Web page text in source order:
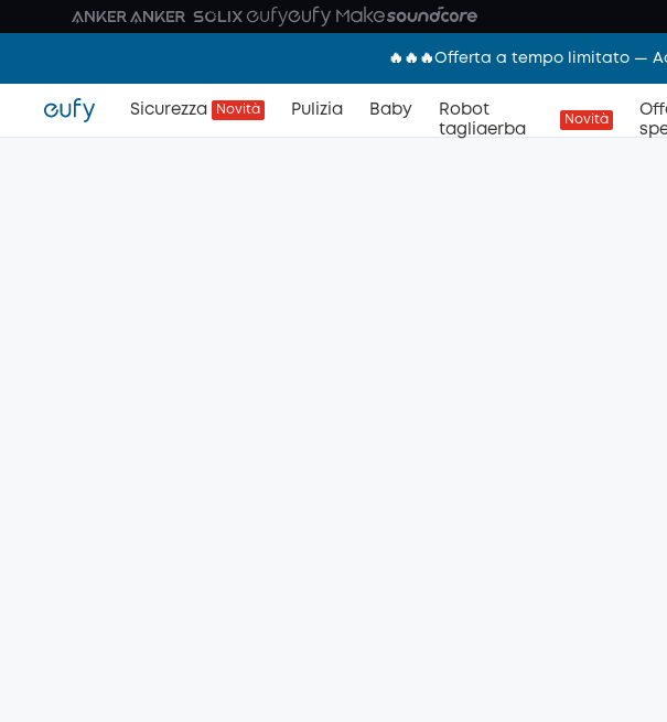
🔥🔥🔥Offerta a tempo limitato —
Sicurezza Novità Pulizia Baby
Robot
tagliaerba
Novità